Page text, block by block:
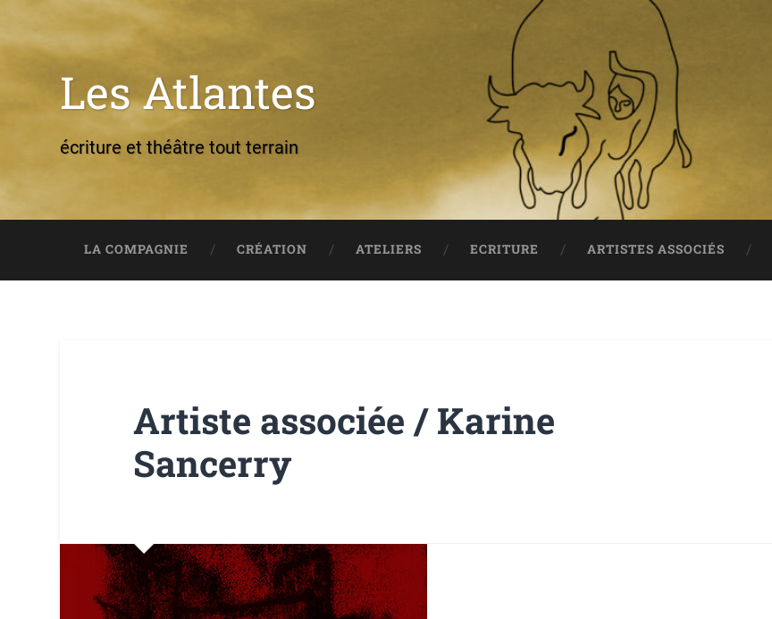
Les Atlantes
écriture et théâtre tout terrain
LA COMPAGNIE CRÉATION ATELIERS ECRITURE ARTISTES ASSOCIÉS
Artiste associée / Karine
Sancerry